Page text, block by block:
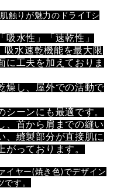
触りが魅力のドライTシ
吸水性」「速乾性」
吸水速乾機能を最大限
に工夫を加えておりま
燥し、屋外での活動で
シーンにも最適です。
、首から肩までの縫い
、縫製部分が直接肌に
がっております。
イヤー(焼き色)でデザイン
です。